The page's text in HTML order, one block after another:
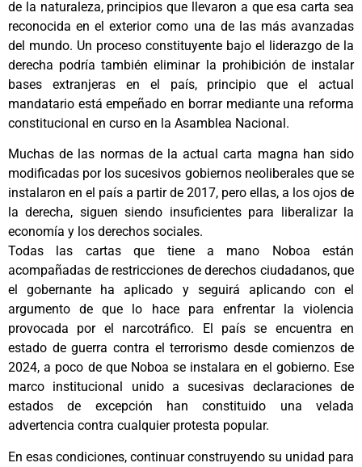
de la naturaleza, principios que llevaron a que esa carta sea
reconocida en el exterior como una de las más avanzadas
del mundo. Un proceso constituyente bajo el liderazgo de la
derecha podría también eliminar la prohibición de instalar
bases extranjeras en el país, principio que el actual
mandatario está empeñado en borrar mediante una reforma
constitucional en curso en la Asamblea Nacional.
Muchas de las normas de la actual carta magna han sido
modificadas por los sucesivos gobiernos neoliberales que se
instalaron en el país a partir de 2017, pero ellas, a los ojos de
la derecha, siguen siendo insuficientes para liberalizar la
economía y los derechos sociales.
Todas las cartas que tiene a mano Noboa están
acompañadas de restricciones de derechos ciudadanos, que
el gobernante ha aplicado y seguirá aplicando con el
argumento de que lo hace para enfrentar la violencia
provocada por el narcotráfico. El país se encuentra en
estado de guerra contra el terrorismo desde comienzos de
2024, a poco de que Noboa se instalara en el gobierno. Ese
marco institucional unido a sucesivas declaraciones de
estados de excepción han constituido una velada
advertencia contra cualquier protesta popular.
En esas condiciones, continuar construyendo su unidad para